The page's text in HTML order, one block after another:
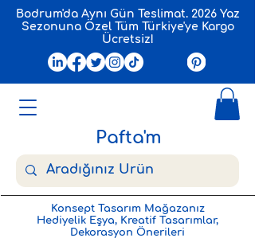
Pafta'm
Bodrum'da Aynı Gün Teslimat. 2026 Yaz
Sezonuna Özel Tüm Türkiye'ye Kargo
Ücretsiz!
Konsept Tasarım Mağazanız
Hediyelik Eşya, Kreatif Tasarımlar,
Dekorasyon Önerileri